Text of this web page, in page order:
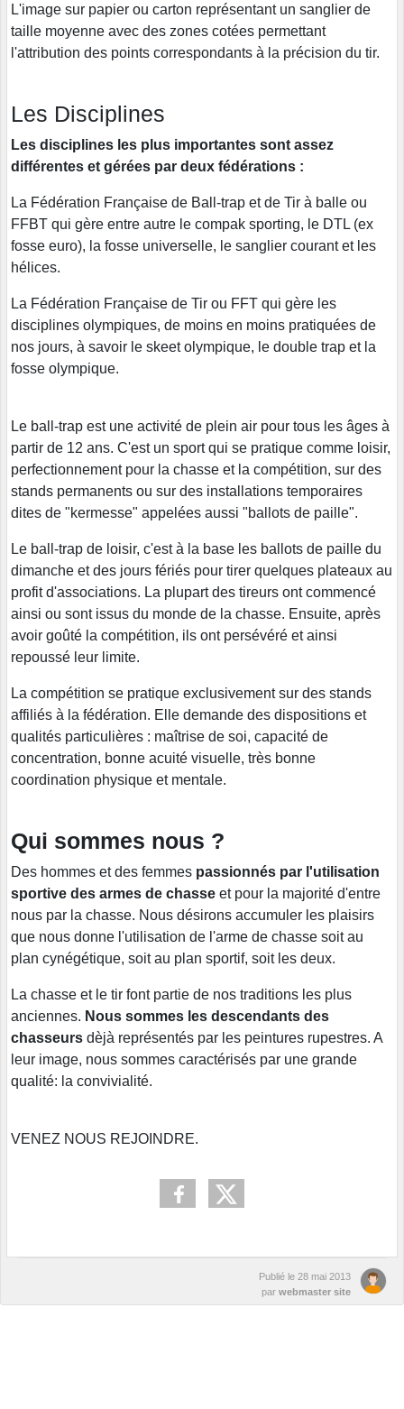
L'image sur papier ou carton représentant un sanglier de
taille moyenne avec des zones cotées permettant
l'attribution des points correspondants à la précision du tir.
Les Disciplines
Les disciplines les plus importantes sont assez
différentes et gérées par deux fédérations :
La Fédération Française de Ball-trap et de Tir à balle ou
FFBT qui gère entre autre le compak sporting, le DTL (ex
fosse euro), la fosse universelle, le sanglier courant et les
hélices.
La Fédération Française de Tir ou FFT qui gère les
disciplines olympiques, de moins en moins pratiquées de
nos jours, à savoir le skeet olympique, le double trap et la
fosse olympique.
Le ball-trap est une activité de plein air pour tous les âges à
partir de 12 ans. C'est un sport qui se pratique comme loisir,
perfectionnement pour la chasse et la compétition, sur des
stands permanents ou sur des installations temporaires
dites de "kermesse" appelées aussi "ballots de paille".
Le ball-trap de loisir, c'est à la base les ballots de paille du
dimanche et des jours fériés pour tirer quelques plateaux au
profit d'associations. La plupart des tireurs ont commencé
ainsi ou sont issus du monde de la chasse. Ensuite, après
avoir goûté la compétition, ils ont persévéré et ainsi
repoussé leur limite.
La compétition se pratique exclusivement sur des stands
affiliés à la fédération. Elle demande des dispositions et
qualités particulières : maîtrise de soi, capacité de
concentration, bonne acuité visuelle, très bonne
coordination physique et mentale.
Qui sommes nous ?
Des hommes et des femmes passionnés par l'utilisation
sportive des armes de chasse et pour la majorité d'entre
nous par la chasse. Nous désirons accumuler les plaisirs
que nous donne l'utilisation de l'arme de chasse soit au
plan cynégétique, soit au plan sportif, soit les deux.
La chasse et le tir font partie de nos traditions les plus
anciennes. Nous sommes les descendants des
chasseurs dèjà représentés par les peintures rupestres. A
leur image, nous sommes caractérisés par une grande
qualité: la convivialité.
VENEZ NOUS REJOINDRE.
Publié le 28 mai 2013
par webmaster site